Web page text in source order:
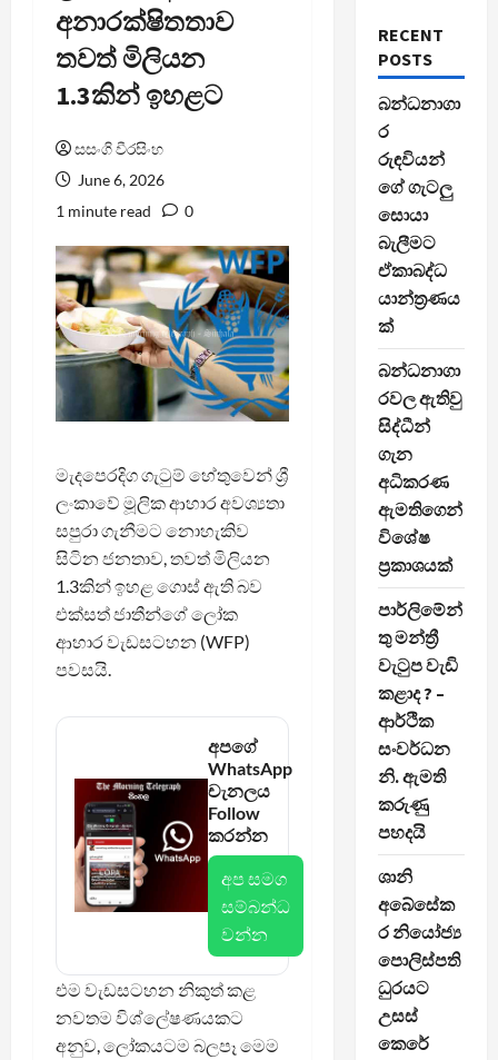
අනාරක්ෂිතතාව
තවත් මිලියන
1.3කින් ඉහළට
සසංගි වීරසිංහ
June 6, 2026
1 minute read
0
මැදපෙරදිග ගැටුම් හේතුවෙන් ශ්‍රී
ලංකාවේ මූලික ආහාර අවශ්‍යතා
සපුරා ගැනීමට නොහැකිව
සිටින ජනතාව, තවත් මිලියන
1.3කින් ඉහළ ගොස් ඇති බව
එක්සත් ජාතීන්ගේ ලෝක
ආහාර වැඩසටහන (WFP)
පවසයි.
අපගේ
WhatsApp
චැනලය
Follow
කරන්න
අප සමග
සම්බන්ධ
වන්න
එම වැඩසටහන නිකුත් කළ
නවතම විශ්ලේෂණයකට
අනුව, ලෝකයටම බලපෑ මෙම
RECENT
POSTS
බන්ධනාගා
ර
රුඳවියන්
ගේ ගැටලු
සොයා
බැලීමට
ඒකාබද්ධ
යාන්ත්‍රණය
ක්
බන්ධනාගා
රවල ඇතිවු
සිද්ධීන්
ගැන
අධිකරණ
ඇමතිගෙන්
විශේෂ
ප්‍රකාශයක්
පාර්ලිමේන්
තු මන්ත්‍රී
වැටුප වැඩි
කළාද ? –
ආර්ථික
සංවර්ධන
නි. ඇමති
කරුණු
පහදයි
ශානි
අබේසේක
ර නියෝජ්‍ය
පොලිස්පති
ධුරයට
උසස්
කෙරේ